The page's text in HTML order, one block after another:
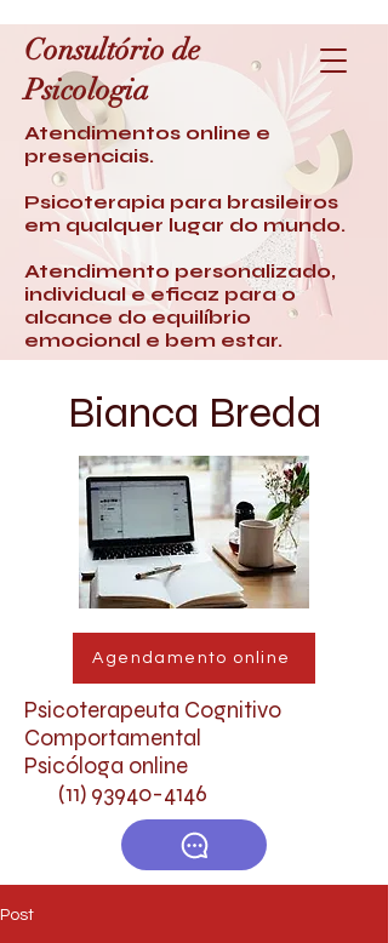
Consultório de
Psicologia
Atendimentos online e
presenciais.
Psicoterapia para brasileiros
em qualquer lugar do mundo.
Atendimento personalizado,
individual e eficaz para o
alcance do equilíbrio
emocional e bem estar.
Bianca Breda
Agendamento online
Psicoterapeuta Cognitivo
Comportamental
Psicóloga online
(11) 93940-4146
Post